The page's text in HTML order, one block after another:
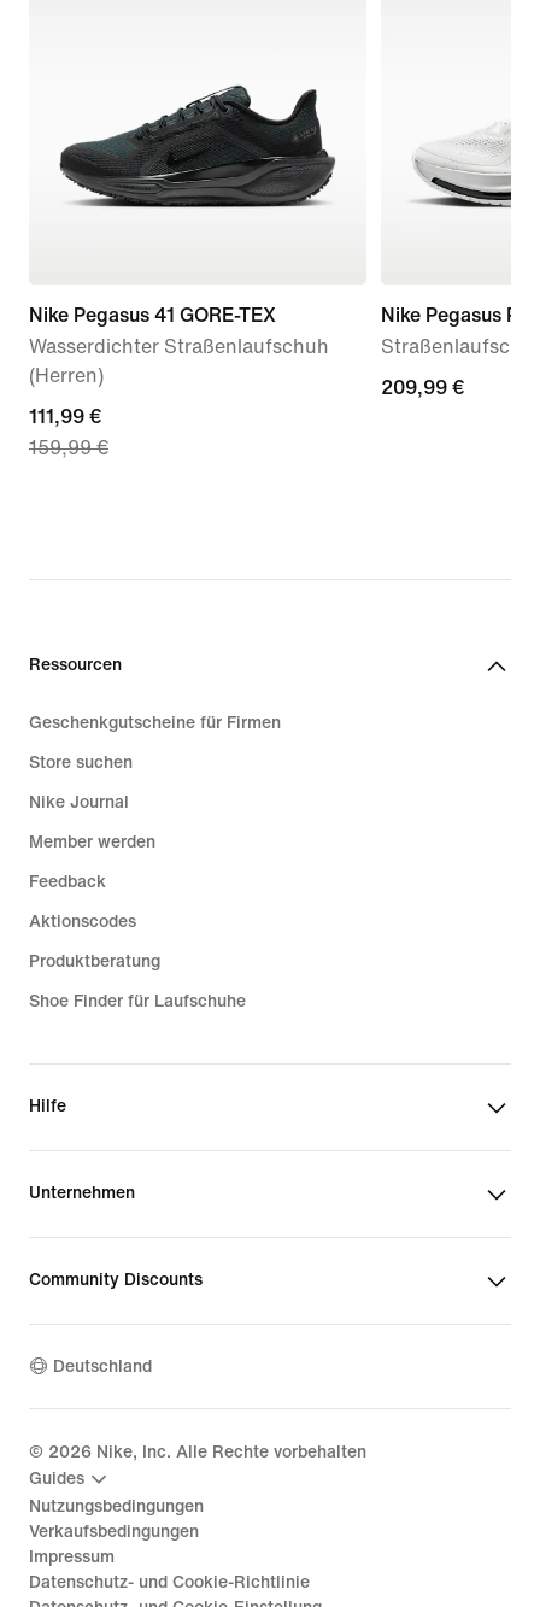
Nike Pegasus 41 GORE-TEX
Wasserdichter Straßenlaufschuh
(Herren)
current
price
159,99 €
111,99 €
159,99 €
Nike Pegasus
209,99 €
209,99 €
Ressourcen
Geschenkgutscheine für Firmen
Store suchen
Nike Journal
Member werden
Feedback
Aktionscodes
Produktberatung
Shoe Finder für Laufschuhe
Hilfe
Unternehmen
Community Discounts
Deutschland
© 2026 Nike, Inc. Alle Rechte vorbehalten
Guides
Nutzungsbedingungen
Verkaufsbedingungen
Impressum
Datenschutz- und Cookie-Richtlinie